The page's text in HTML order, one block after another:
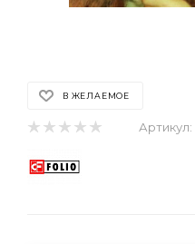
В ЖЕЛАЕМОЕ
Артикул: